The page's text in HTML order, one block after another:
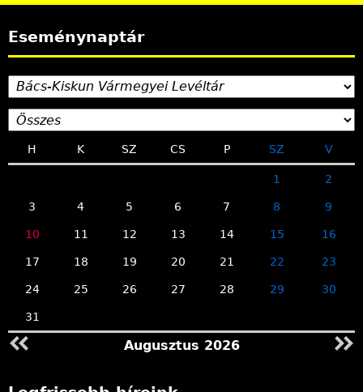
l
a
k
Eseménynaptár
H K SZ CS P SZ V
1 2
3 4 5 6 7 8 9
10 11 12 13 14 15 16
17 18 19 20 21 22 23
24 25 26 27 28 29 30
31
Augusztus 2026